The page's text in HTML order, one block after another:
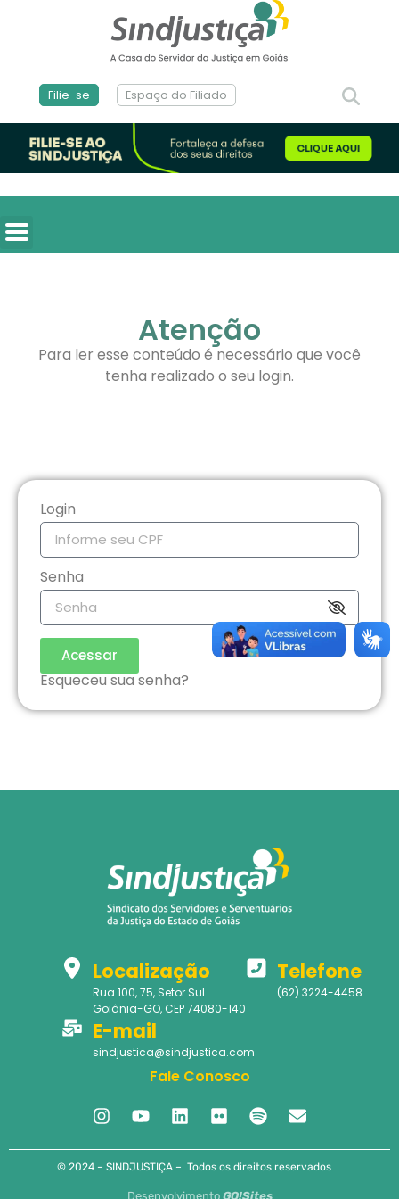
Filie-se Espaço do Filiado
Atenção
Para ler esse conteúdo é necessário que você
tenha realizado o seu login.
Login
Senha
Acessar
Esqueceu sua senha?
Localização
Rua 100, 75, Setor Sul
Goiânia-GO, CEP 74080-140
Telefone
(62) 3224-4458
E-mail
sindjustica@sindjustica.com
Fale Conosco
© 2024 – SINDJUSTIÇA – Todos os direitos reservados
Desenvolvimento GO!Sites